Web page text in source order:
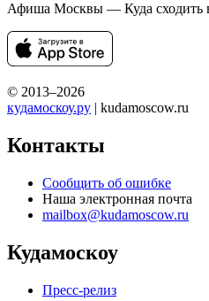
Афиша Москвы — Куда сходить
© 2013–2026
кудамоскоу.ру | kudamoscow.ru
Контакты
Сообщить об ошибке
Наша электронная почта
mailbox@kudamoscow.ru
Кудамоскоу
Пресс-релиз